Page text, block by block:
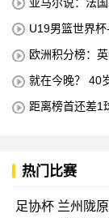
U19男篮世界
欧洲积分榜：
就在今晚？ 40
距离榜首还差1
热门比赛
足协杯 兰州陇